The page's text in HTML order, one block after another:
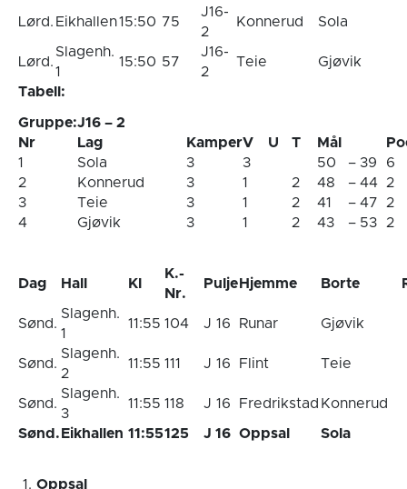
Lørd. Eikhallen15:50 75
J16-
2
Konnerud Sola
Lørd.
Slagenh.
1
15:50 57
J16-
2
Teie Gjøvik
Tabell:
Gruppe:J16 – 2
Nr
Lag KamperV U T Mål
1
Sola 3 3 50 – 39
6
2
Konnerud 3 1 2 48 – 44
2
3
Teie 3 1 2 41 – 47
2
4
Gjøvik 3 1 2 43 – 53 2
Dag Hall Kl
K.-
Nr.
PuljeHjemme Borte
Sønd.
Slagenh.
1
11:55 104 J 16 Runar Gjøvik
Sønd.
Slagenh.
2
11:55 111 J 16 Flint Teie
Sønd.
Slagenh.
3
11:55 118 J 16 Fredrikstad Konnerud
Sønd.Eikhallen 11:55125 J 16 Oppsal Sola
Oppsal